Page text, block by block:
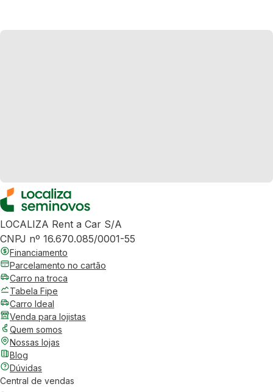
LOCALIZA Rent a Car S/A
CNPJ nº 16.670.085/0001-55
Financiamento
Parcelamento no cartão
Carro na troca
Tabela Fipe
Carro Ideal
Venda para lojistas
Quem somos
Nossas lojas
Blog
Dúvidas
Central de vendas